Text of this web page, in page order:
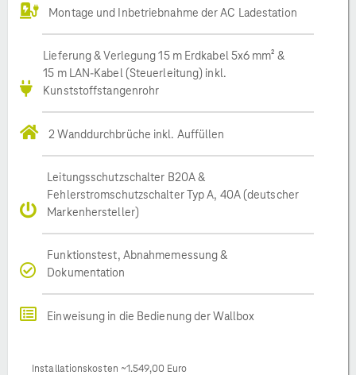
Montage und Inbetriebnahme der AC Ladestation
Lieferung & Verlegung 15 m Erdkabel 5x6 mm² &
15 m LAN-Kabel (Steuerleitung) inkl.
Kunststoffstangenrohr
2 Wanddurchbrüche inkl. Auffüllen
Leitungsschutzschalter B20A &
Fehlerstromschutzschalter Typ A, 40A (deutscher
Markenhersteller)
Funktionstest, Abnahmemessung &
Dokumentation
Einweisung in die Bedienung der Wallbox
Installationskosten ~1.549,00 Euro